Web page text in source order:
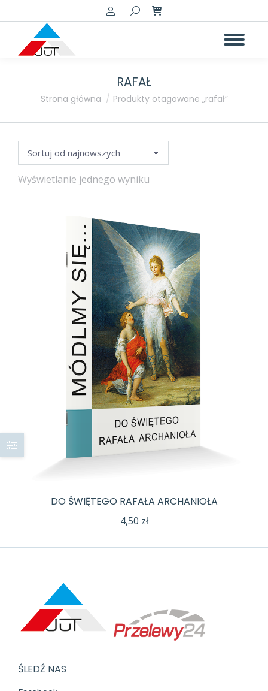
Szukaj:
RAFAŁ
Jesteś tutaj:
Strona główna Produkty otagowane „rafał”
Wyświetlanie jednego wyniku
DO ŚWIĘTEGO RAFAŁA ARCHANIOŁA
4,50 zł
ŚLEDŹ NAS